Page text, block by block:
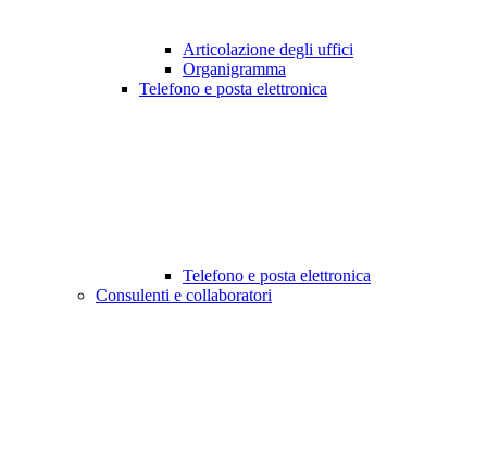
Articolazione degli uffici
Organigramma
Telefono e posta elettronica
Telefono e posta elettronica
Consulenti e collaboratori